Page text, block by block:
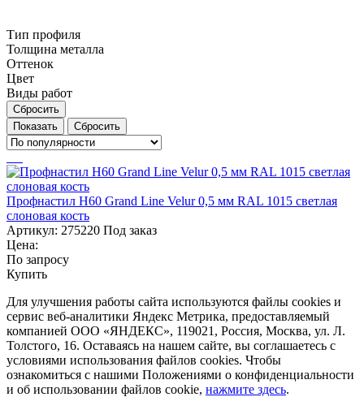
Тип профиля
Толщина металла
Оттенок
Цвет
Виды работ
Сбросить
Сбросить
Профнастил Н60 Grand Line Velur 0,5 мм RAL 1015 светлая
слоновая кость
Артикул: 275220 Под заказ
Цена:
По запросу
Купить
Для улучшения работы сайта используются файлы cookies и
сервис веб-аналитики Яндекс Метрика, предоставляемый
компанией ООО «ЯНДЕКС», 119021, Россия, Москва, ул. Л.
Толстого, 16. Оставаясь на нашем сайте, вы соглашаетесь с
условиями использования файлов cookies. Чтобы
ознакомиться с нашими Положениями о конфиденциальности
и об использовании файлов cookie, нажмите здесь.